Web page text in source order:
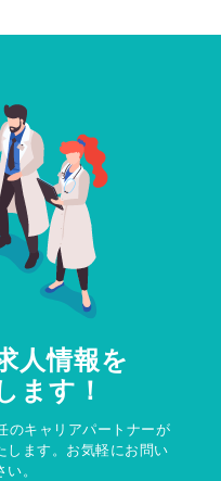
人情報を
ます！
のキャリアパートナーが
します。お気軽にお問い
。